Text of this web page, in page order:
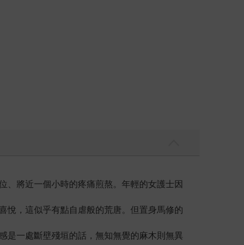
將近一個小時的疼痛煎熬。年輕的女護士因
，這似乎有點自虐般的荒唐。但置身馬修的
一處斷壁殘垣的話，無知無覺的麻木則無異